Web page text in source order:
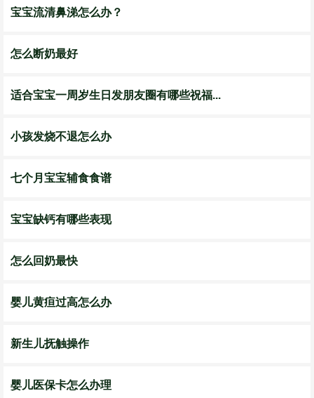
宝宝流清鼻涕怎么办？
怎么断奶最好
适合宝宝一周岁生日发朋友圈有哪些祝福...
小孩发烧不退怎么办
七个月宝宝辅食食谱
宝宝缺钙有哪些表现
怎么回奶最快
婴儿黄疸过高怎么办
新生儿抚触操作
婴儿医保卡怎么办理